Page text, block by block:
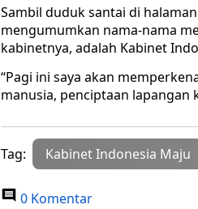
Sambil duduk santai di
mengumumkan nama-nama
kabinetnya, adalah Kabinet
“Pagi ini saya akan
manusia, penciptaan lapangan
Tag: Kabinet Indonesia Maju
0 Komentar